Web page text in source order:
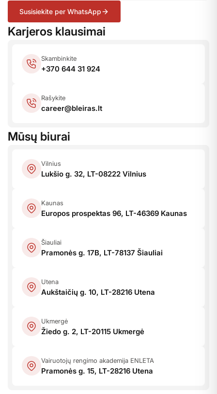
Susisiekite per WhatsApp
Karjeros klausimai
Skambinkite
+370 644 31 924
Rašykite
career@bleiras.lt
Mūsų biurai
Vilnius
Lukšio g. 32, LT-08222 Vilnius
Kaunas
Europos prospektas 96, LT-46369 Kaunas
Šiauliai
Pramonės g. 17B, LT-78137 Šiauliai
Utena
Aukštaičių g. 10, LT-28216 Utena
Ukmergė
Žiedo g. 2, LT-20115 Ukmergė
Vairuotojų rengimo akademija ENLETA
Pramonės g. 15, LT-28216 Utena